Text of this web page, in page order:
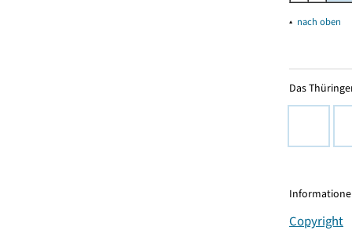
▴ nach oben
Das
Copyright